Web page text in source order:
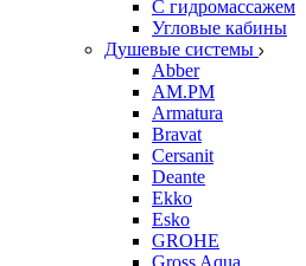
С гидромассажем
Угловые кабины
Душевые системы
Abber
AM.PM
Armatura
Bravat
Cersanit
Deante
Ekko
Esko
GROHE
Gross Aqua